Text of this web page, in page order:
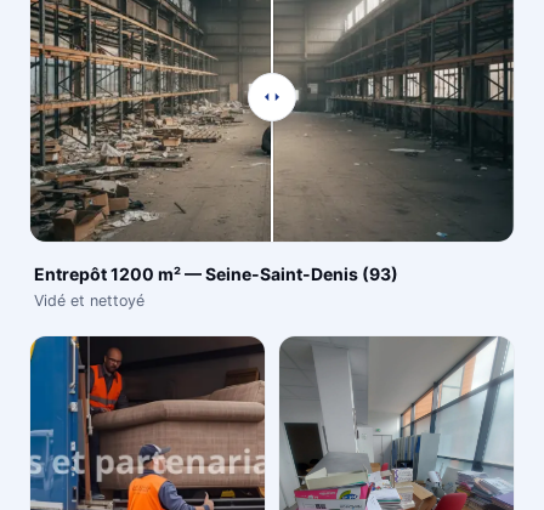
Entrepôt 1200 m² — Seine-Saint-Denis (93)
Vidé et nettoyé